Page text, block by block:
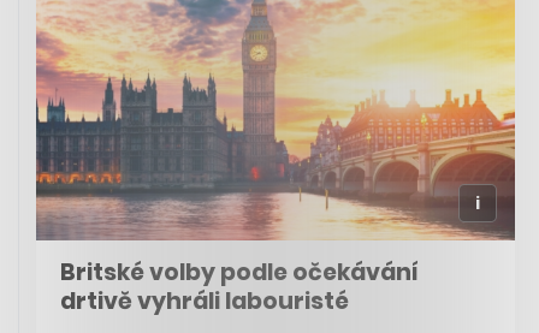
Britské volby podle očekávání
drtivě vyhráli labouristé